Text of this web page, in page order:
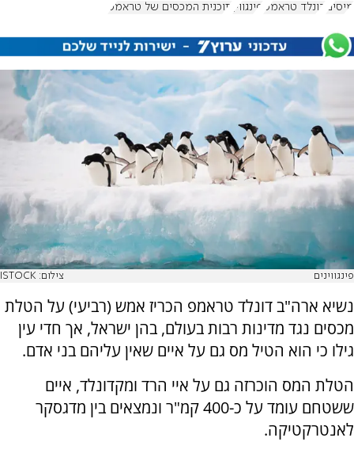
מיסים דונלד טראמפ פינגווין תוכנית המכסים של טראמפ
פינגווינים צילום: ISTOCK
נשיא ארה"ב דונלד טראמפ הכריז אמש (רביעי) על הטלת
מכסים נגד מדינות רבות בעולם, בהן ישראל, אך חדי עין
גילו כי הוא הטיל מס גם על איים שאין עליהם בני אדם.
הטלת המס הוכרזה גם על איי הרד ומקדונלד, איים
ששטחם עומד על כ-400 קמ"ר ונמצאים בין מדגסקר
לאנטרקטיקה.